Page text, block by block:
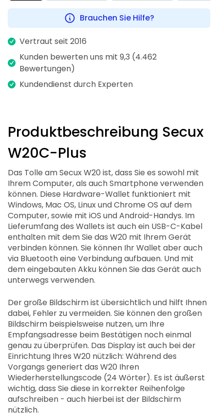
Brauchen Sie Hilfe?
Vertraut seit 2016
Kunden bewerten uns mit 9,3 (4.462
Bewertungen)
Kundendienst durch Experten
Produktbeschreibung Secux
W20C-Plus
Das Tolle am Secux W20 ist, dass Sie es sowohl mit
Ihrem Computer, als auch Smartphone verwenden
können. Diese Hardware-Wallet funktioniert mit
Windows, Mac OS, Linux und Chrome OS auf dem
Computer, sowie mit iOS und Android-Handys. Im
Lieferumfang des Wallets ist auch ein USB-C-Kabel
enthalten mit dem Sie das W20 mit Ihrem Gerät
verbinden können. Sie können Ihr Wallet aber auch
via Bluetooth eine Verbindung aufbauen. Und mit
dem eingebauten Akku können Sie das Gerät auch
unterwegs verwenden.
Der große Bildschirm ist übersichtlich und hilft Ihnen
dabei, Fehler zu vermeiden. Sie können den großen
Bildschirm beispielsweise nutzen, um Ihre
Empfangsadresse beim Bestätigen noch einmal
genau zu überprüfen. Das Display ist auch bei der
Einrichtung Ihres W20 nützlich: Während des
Vorgangs generiert das W20 Ihren
Wiederherstellungscode (24 Wörter). Es ist äußerst
wichtig, dass Sie diese in korrekter Reihenfolge
aufschreiben - auch hierbei ist der Bildschirm
nützlich.